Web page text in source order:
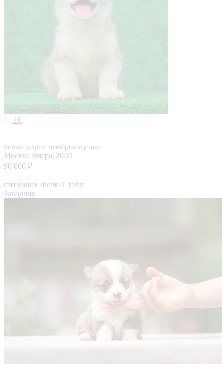
10
вельш корги пемброк щенки
Москва Вчера, 20:21
90 000 ₽
питомник Фешн Стайл
Заводчик